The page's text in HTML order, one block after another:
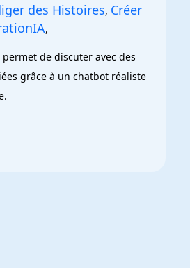
des Histoires, Créer
,
de discuter avec des
grâce à un chatbot réaliste